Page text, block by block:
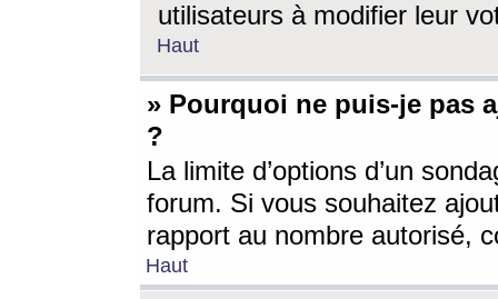
utilisateurs à modifier leur
Haut
» Pourquoi ne puis-je pas
?
La limite d’options d’un
forum. Si vous souhaitez
rapport au nombre autorisé,
Haut